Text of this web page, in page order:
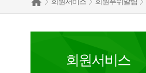
회원서비스